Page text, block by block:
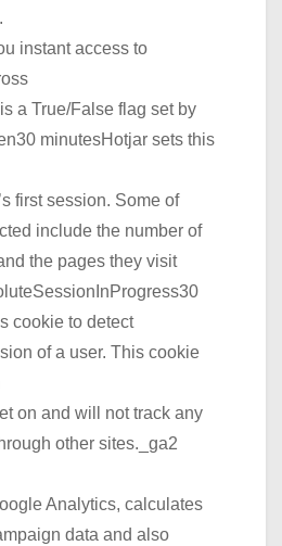
instant access to
a True/False flag set by
minutesHotjar sets this
first session. Some of
include the number of
the pages they visit
cookie to detect
of a user. This cookie
on and will not track any
other sites._ga2
Analytics, calculates
data and also